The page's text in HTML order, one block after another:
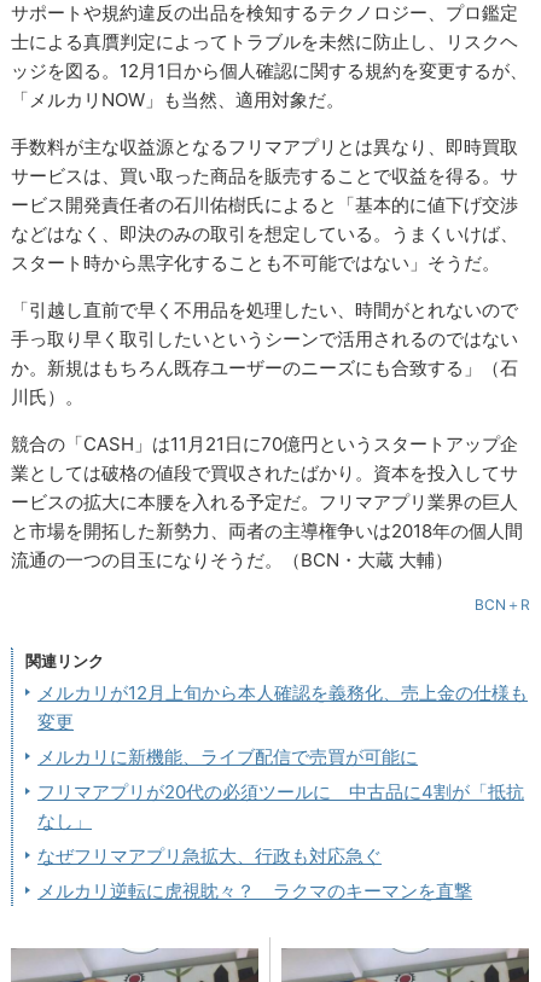
サポートや規約違反の出品を検知するテクノロジー、プロ鑑定
士による真贋判定によってトラブルを未然に防止し、リスクヘ
ッジを図る。12月1日から個人確認に関する規約を変更するが、
「メルカリNOW」も当然、適用対象だ。
手数料が主な収益源となるフリマアプリとは異なり、即時買取
サービスは、買い取った商品を販売することで収益を得る。サ
ービス開発責任者の石川佑樹氏によると「基本的に値下げ交渉
などはなく、即決のみの取引を想定している。うまくいけば、
スタート時から黒字化することも不可能ではない」そうだ。
「引越し直前で早く不用品を処理したい、時間がとれないので
手っ取り早く取引したいというシーンで活用されるのではない
か。新規はもちろん既存ユーザーのニーズにも合致する」（石
川氏）。
競合の「CASH」は11月21日に70億円というスタートアップ企
業としては破格の値段で買収されたばかり。資本を投入してサ
ービスの拡大に本腰を入れる予定だ。フリマアプリ業界の巨人
と市場を開拓した新勢力、両者の主導権争いは2018年の個人間
流通の一つの目玉になりそうだ。（BCN・大蔵 大輔）
BCN＋R
関連リンク
メルカリが12月上旬から本人確認を義務化、売上金の仕様も
変更
メルカリに新機能、ライブ配信で売買が可能に
フリマアプリが20代の必須ツールに 中古品に4割が「抵抗
なし」
なぜフリマアプリ急拡大、行政も対応急ぐ
メルカリ逆転に虎視眈々？ ラクマのキーマンを直撃